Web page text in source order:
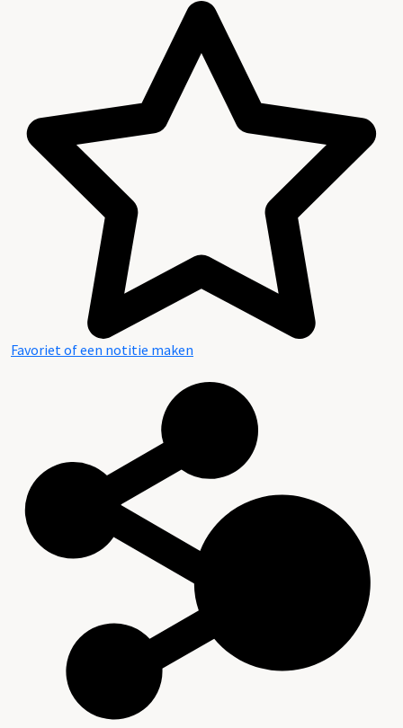
Favoriet of een notitie maken